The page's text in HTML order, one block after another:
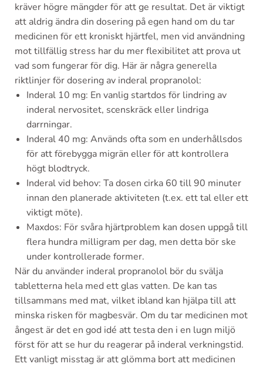
kräver högre mängder för att ge resultat. Det är viktigt
att aldrig ändra din dosering på egen hand om du tar
medicinen för ett kroniskt hjärtfel, men vid användning
mot tillfällig stress har du mer flexibilitet att prova ut
vad som fungerar för dig. Här är några generella
riktlinjer för dosering av inderal propranolol:
Inderal 10 mg: En vanlig startdos för lindring av
inderal nervositet, scenskräck eller lindriga
darrningar.
Inderal 40 mg: Används ofta som en underhållsdos
för att förebygga migrän eller för att kontrollera
högt blodtryck.
Inderal vid behov: Ta dosen cirka 60 till 90 minuter
innan den planerade aktiviteten (t.ex. ett tal eller ett
viktigt möte).
Maxdos: För svåra hjärtproblem kan dosen uppgå till
flera hundra milligram per dag, men detta bör ske
under kontrollerade former.
När du använder inderal propranolol bör du svälja
tabletterna hela med ett glas vatten. De kan tas
tillsammans med mat, vilket ibland kan hjälpa till att
minska risken för magbesvär. Om du tar medicinen mot
ångest är det en god idé att testa den i en lugn miljö
först för att se hur du reagerar på inderal verkningstid.
Ett vanligt misstag är att glömma bort att medicinen